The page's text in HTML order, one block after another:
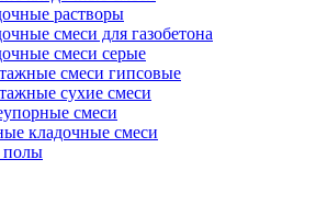
растворы
смеси для газобетона
смеси серые
смеси гипсовые
сухие смеси
смеси
кладочные смеси
полы